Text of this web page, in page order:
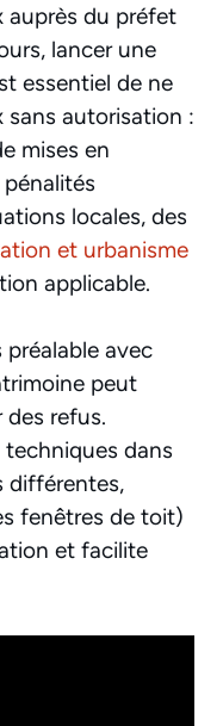
auprès du préfet
lancer une
essentiel de ne
sans autorisation :
mises en
locales, des
et urbanisme
applicable.
avec
peut
refus.
techniques dans
différentes,
fenêtres de toit)
et facilite